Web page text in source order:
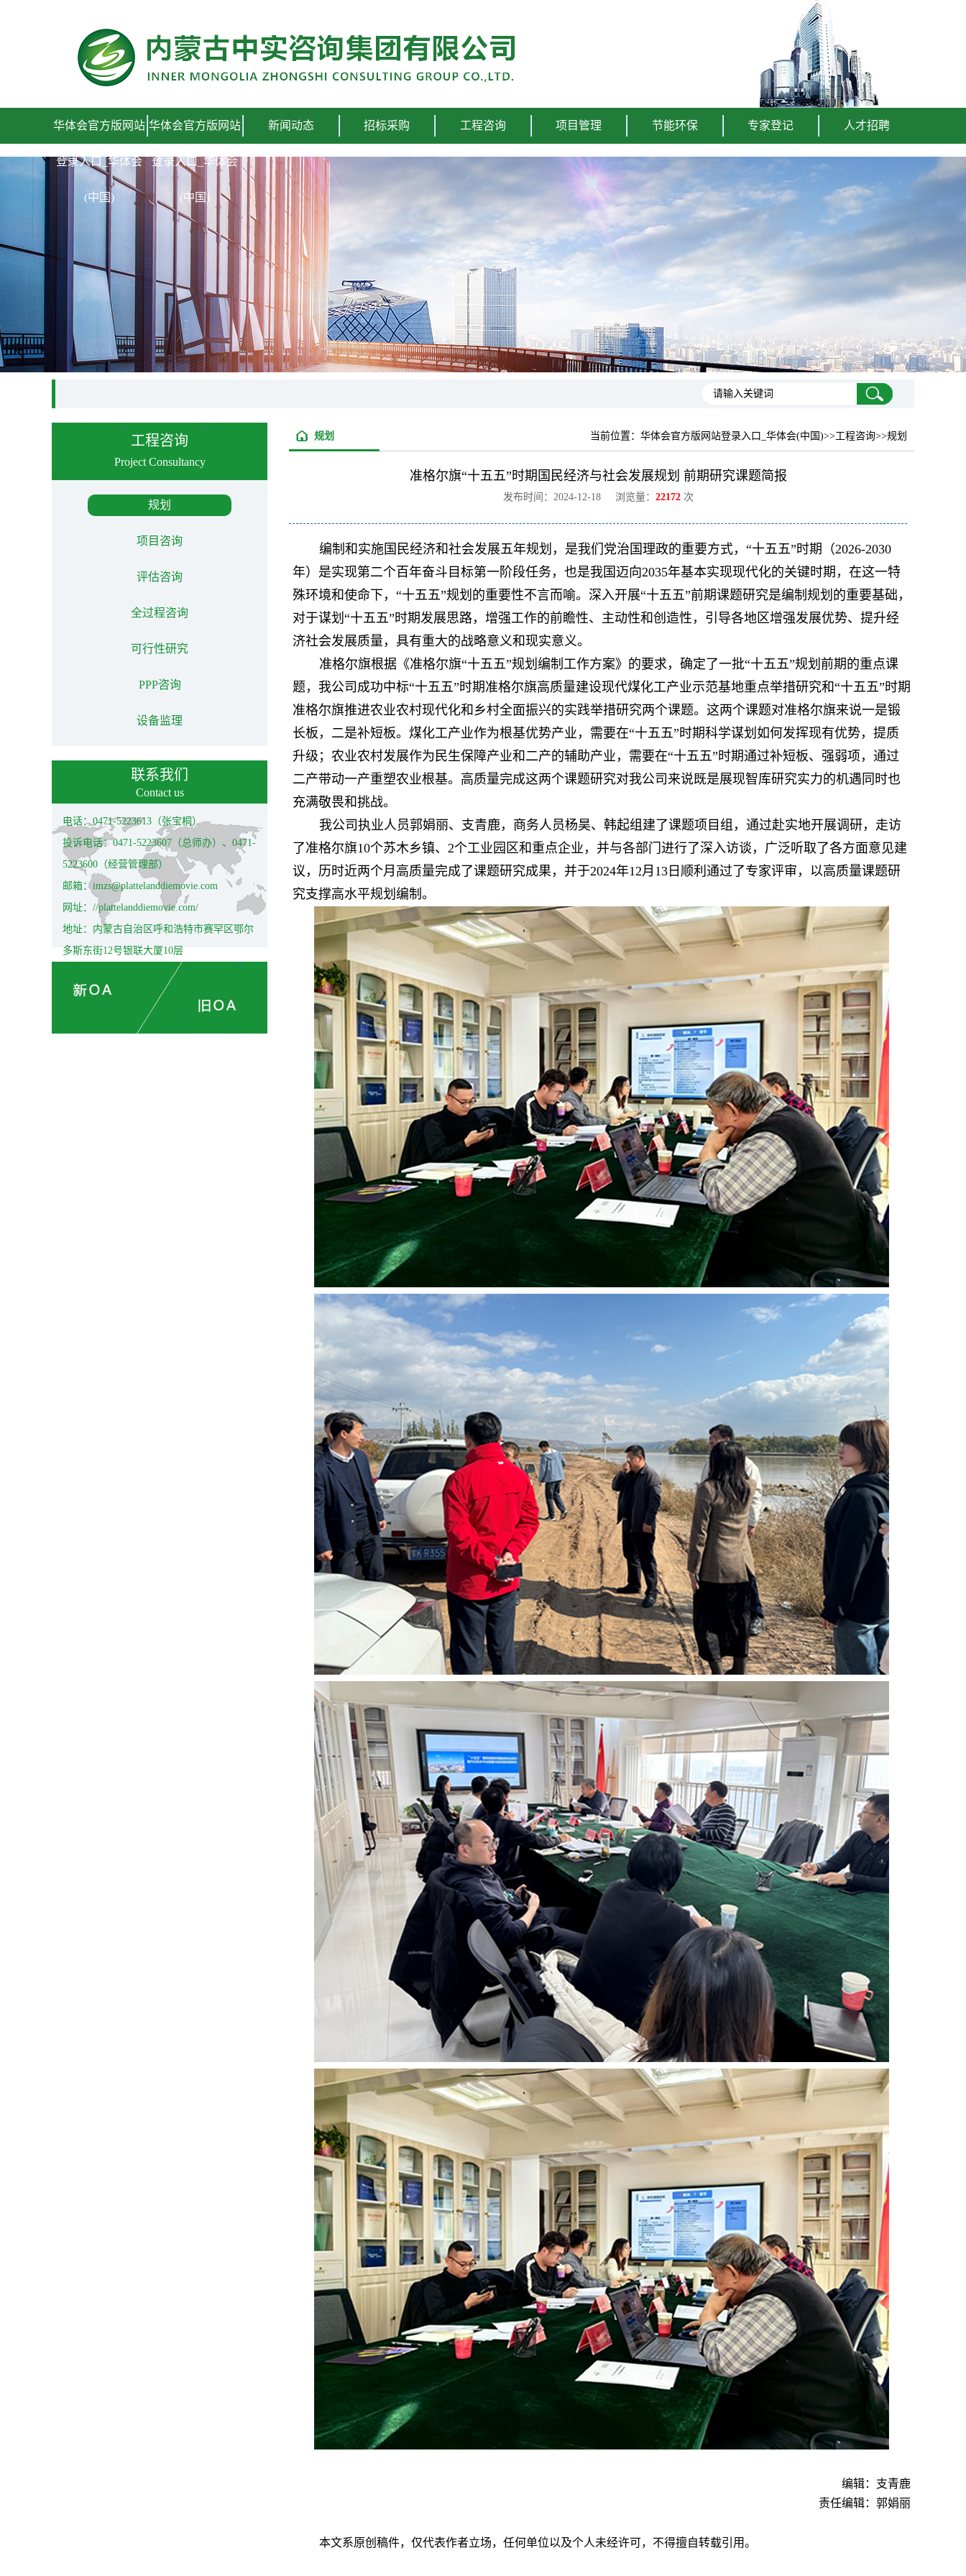
华体会官方版网站
登录入口_华体会
(中国)
华体会官方版网站
登录入口_华体会
(中国)
新闻动态 招标采购 工程咨询 项目管理 节能环保 专家登记 人才招聘
工程咨询
Project Consultancy
规划
项目咨询
评估咨询
全过程咨询
可行性研究
PPP咨询
设备监理
联系我们
Contact us
电话：0471-5223613（张宝桐）
投诉电话：0471-5223607（总师办）、0471-
5223600（经营管理部）
邮箱：imzs@plattelanddiemovie.com
网址：//plattelanddiemovie.com/
地址：内蒙古自治区呼和浩特市赛罕区鄂尔
多斯东街12号银联大厦10层
当前位置： 华体会官方版网站登录入口_华体会(中国)>>工程咨询>>规划
规划
准格尔旗“十五五”时期国民经济与社会发展规划 前期研究课题简报
发布时间：2024-12-18 浏览量： 22172次
编制和实施国民经济和社会发展五年规划，是我们党治国理政的重要方式，“十五五”时期（2026-2030
年）是实现第二个百年奋斗目标第一阶段任务，也是我国迈向2035年基本实现现代化的关键时期，在这一特
殊环境和使命下，“十五五”规划的重要性不言而喻。深入开展“十五五”前期课题研究是编制规划的重要基础，
对于谋划“十五五”时期发展思路，增强工作的前瞻性、主动性和创造性，引导各地区增强发展优势、提升经
济社会发展质量，具有重大的战略意义和现实意义。
准格尔旗根据《准格尔旗“十五五”规划编制工作方案》的要求，确定了一批“十五五”规划前期的重点课
题，我公司成功中标“十五五”时期准格尔旗高质量建设现代煤化工产业示范基地重点举措研究和“十五五”时期
准格尔旗推进农业农村现代化和乡村全面振兴的实践举措研究两个课题。这两个课题对准格尔旗来说一是锻
长板，二是补短板。煤化工产业作为根基优势产业，需要在“十五五”时期科学谋划如何发挥现有优势，提质
升级；农业农村发展作为民生保障产业和二产的辅助产业，需要在“十五五”时期通过补短板、强弱项，通过
二产带动一产重塑农业根基。高质量完成这两个课题研究对我公司来说既是展现智库研究实力的机遇同时也
充满敬畏和挑战。
我公司执业人员郭娟丽、支青鹿，商务人员杨昊、韩起组建了课题项目组，通过赴实地开展调研，走访
了准格尔旗10个苏木乡镇、2个工业园区和重点企业，并与各部门进行了深入访谈，广泛听取了各方面意见建
议，历时近两个月高质量完成了课题研究成果，并于2024年12月13日顺利通过了专家评审，以高质量课题研
究支撑高水平规划编制。
编辑：支青鹿
责任编辑：郭娟丽
本文系原创稿件，仅代表作者立场，任何单位以及个人未经许可，不得擅自转载引用。